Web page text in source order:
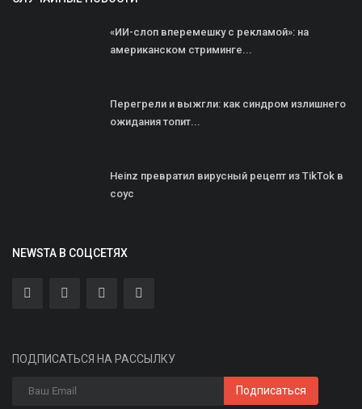
«ИИ-слоп вперемешку с рекламой»: на
американском стриминге...
Перегрели и выжгли: как синдром излишнего
ожидания топит...
Heinz превратил вирусный рецепт из TikTok в
соус
NEWSTA В СОЦСЕТЯХ
ПОДПИСАТЬСЯ НА РАССЫЛКУ
Подписаться